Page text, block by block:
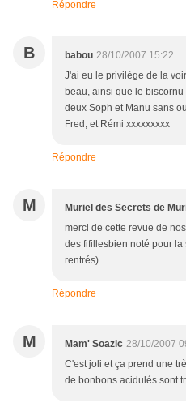
Répondre
B babou 28/10/2007 15:22
J'ai eu le privilège de la
beau, ainsi que le
deux Soph et Manu sans
Fred, et Rémi xxxxxxxxx
Répondre
M Muriel des Secrets de
merci de cette revue de
des fifillesbien noté pour
rentrés)
Répondre
M Mam' Soazic 28/10/2007
C'est joli et ça prend une
de bonbons acidulés sont